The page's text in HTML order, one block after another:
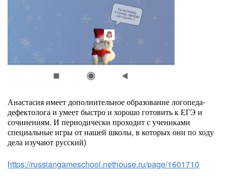
Анастасия имеет дополнительное образование логопеда-
дефектолога и умеет быстро и хорошо готовить к ЕГЭ и
сочинениям. И периодически проходит с учениками
специальные игры от нашей школы, в которых они по ходу
дела изучают русский)
https://russiangameschool.nethouse.ru/page/1601710